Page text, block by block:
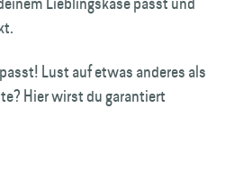
Lust auf etwas anderes als
Hier wirst du garantiert